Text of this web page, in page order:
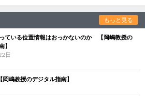
もっと見る
ている位置情報はおっかないのか 【岡嶋教授の
】
日
嶋教授のデジタル指南】